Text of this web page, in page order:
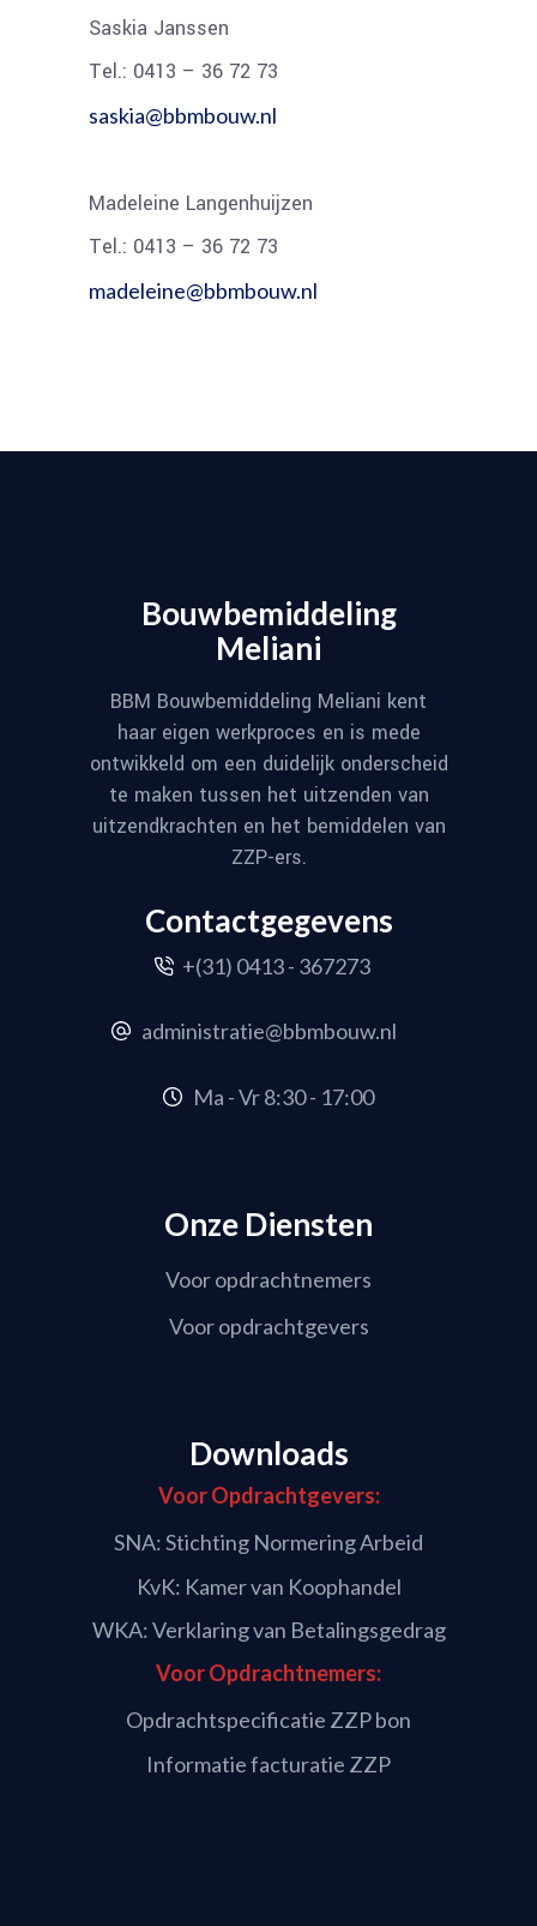
Saskia Janssen
Tel.: 0413 – 36 72 73
saskia@bbmbouw.nl
Madeleine Langenhuijzen
Tel.: 0413 – 36 72 73
madeleine@bbmbouw.nl
Bouwbemiddeling
Meliani
BBM Bouwbemiddeling Meliani kent
haar eigen werkproces en is mede
ontwikkeld om een duidelijk onderscheid
te maken tussen het uitzenden van
uitzendkrachten en het bemiddelen van
ZZP-ers.
Contactgegevens
+(31) 0413 - 367273
administratie@bbmbouw.nl
Ma - Vr 8:30 - 17:00
Onze Diensten
Voor opdrachtnemers
Voor opdrachtgevers
Downloads
Voor Opdrachtgevers:
SNA: Stichting Normering Arbeid
KvK: Kamer van Koophandel
WKA: Verklaring van Betalingsgedrag
Voor Opdrachtnemers:
Opdrachtspecificatie ZZP bon
Informatie facturatie ZZP